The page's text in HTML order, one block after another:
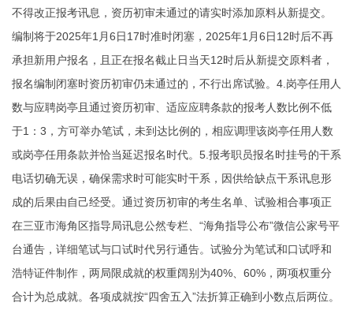
不得改正报考讯息，资历初审未通过的请实时添加原料从新提交。
编制将于2025年1月6日17时准时闭塞，2025年1月6日12时后不再
承担新用户报名，且正在报名截止日当天12时后从新提交原料者，
报名编制闭塞时资历初审仍未通过的，不行出席试验。4.岗亭任用人
数与应聘岗亭且通过资历初审、适应应聘条款的报考人数比例不低
于1：3，方可举办笔试，未到达比例的，相应调理该岗亭任用人数
或岗亭任用条款并恰当延迟报名时代。5.报考职员报名时挂号的干系
电话切确无误，确保需求时可能实时干系，因供给缺点干系讯息形
成的后果由自己经受。通过资历初审的考生名单、试验相合事项正
在三亚市海角区指导局讯息公然专栏、“海角指导公布”微信公家号平
台通告，详细笔试与口试时代另行通告。试验分为笔试和口试呼和
浩特证件制作 ，两局限成就的权重阔别为40%、60%，两项权重分
合计为总成就。各项成就按“四舍五入”法折算正确到小数点后两位。